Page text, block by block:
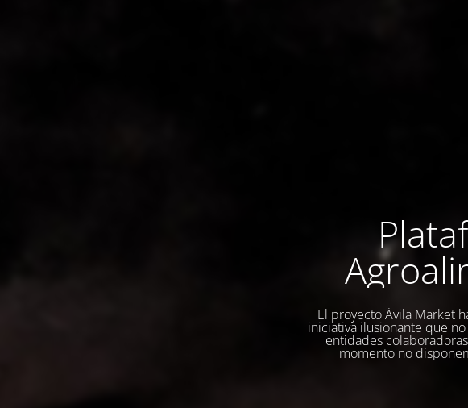
El proyecto Ávila Market
iniciativa ilusionante que
entidades
momento no